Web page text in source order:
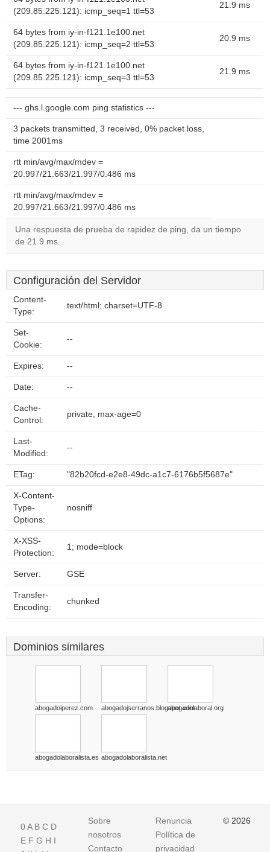
(209.85.225.121): icmp_seq=1 ttl=53
21.9 ms
64 bytes from iy-in-f121.1e100.net
(209.85.225.121): icmp_seq=2 ttl=53
20.9 ms
64 bytes from iy-in-f121.1e100.net
(209.85.225.121): icmp_seq=3 ttl=53
21.9 ms
--- ghs.l.google.com ping statistics ---
3 packets transmitted, 3 received, 0% packet loss,
time 2001ms
rtt min/avg/max/mdev =
20.997/21.663/21.997/0.486 ms
rtt min/avg/max/mdev =
20.997/21.663/21.997/0.486 ms
Una respuesta de prueba de rapidez de ping, da un tiempo
de 21.9 ms.
Configuración del Servidor
Content-
Type:
text/html; charset=UTF-8
Set-
Cookie:
--
Expires: --
Date: --
Cache-
Control:
private, max-age=0
Last-
Modified:
--
ETag: "82b20fcd-e2e8-49dc-a1c7-6176b5f5687e"
X-Content-
Type-
Options:
nosniff
X-XSS-
Protection:
1; mode=block
Server: GSE
Transfer-
Encoding:
chunked
Dominios similares
abogadoiperez.com abogadojserranos.blogspot.comabogadolaboral.org
abogadolaboralista.es abogadolaboralista.net
0A B C D
E F G H I
Sobre
nosotros
Contacto
Renuncia
Política de
privacidad
© 2026